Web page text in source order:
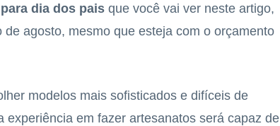
dia dos pais que você vai ver neste artigo,
agosto, mesmo que esteja com o orçamento
modelos mais sofisticados e difíceis de
em fazer artesanatos será capaz de